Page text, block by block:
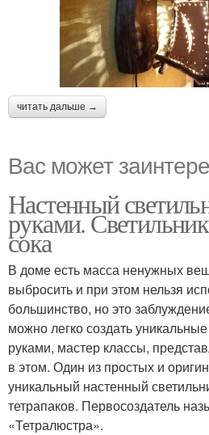
читать дальше →
Вас может
Настенный
руками.
сока
В доме есть масса ненужных
выбросить и при этом нельзя
большинство, но это
можно легко создать
руками, мастер классы,
в этом. Один из простых и
уникальный настенный
тетрапаков. Первосоздатель
«Тетралюстра».